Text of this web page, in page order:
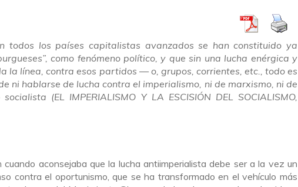
todos los países capitalistas avanzados se han constituido ya
como fenómeno político, y que sin una lucha enérgica y
la línea, contra esos partidos — o, grupos, corrientes, etc., todo es
ni hablarse de lucha contra el imperialismo, ni de marxismo, ni de
(EL IMPERIALISMO Y LA ESCISIÓN DEL SOCIALISMO,
cuando aconsejaba que la lucha antiimperialista debe ser a la vez un
contra el oportunismo, que se ha transformado en el vehículo más